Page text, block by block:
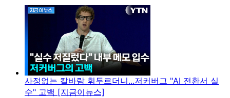
사정없는 칼바람 휘두르더니...저커버그 "AI 전환서 실
수" 고백 [지금이뉴스]